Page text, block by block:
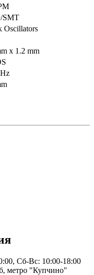
SMT
Oscillators
x 1.2 mm
Сб-Вс: 10:00-18:00
метро "Купчино"